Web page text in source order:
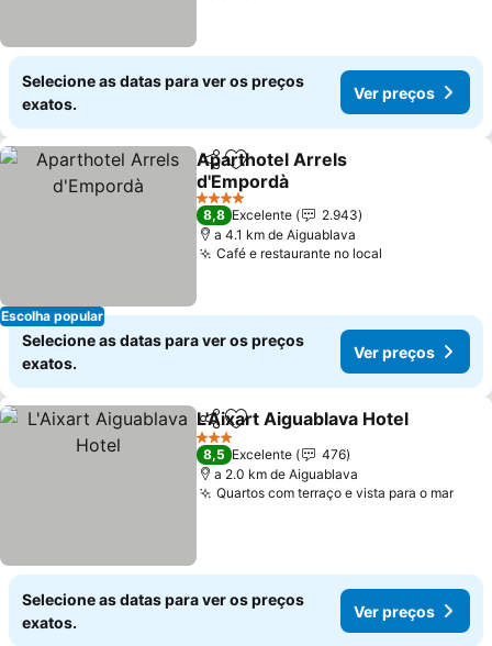
Selecione as datas para ver os preços
exatos.
Ver preços
Escolha popular
PartilharAdicionar aos favoritos
Aparthotel Arrels
d'Empordà
Ver preços
4 Estrelas
8,8 Excelente
2.943
a 4.1 km de Aiguablava
Café e restaurante no local
Selecione as datas para ver os preços
exatos.
Ver preços
PartilharAdicionar aos favoritos
L'Aixart Aiguablava Hotel
3 Estrelas
8,5 Excelente
476
a 2.0 km de Aiguablava
Quartos com terraço e vista para o marVer
Selecione as datas para ver os preços
exatos.
Ver preços